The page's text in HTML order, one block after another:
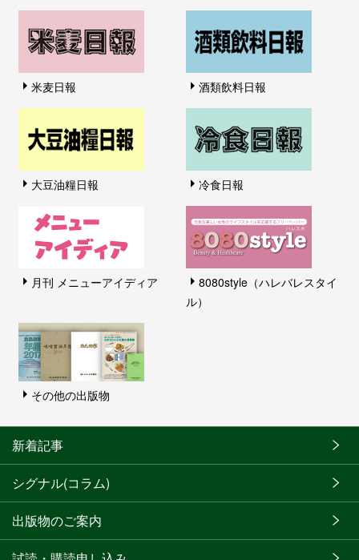
米麦日報 酒類飲料日報
大豆油糧日報 冷食日報
月刊 メニューアイディア
8080style（ハレバレスタイ
ル）
その他の出版物
新着記事
シグナル(コラム)
出版物のご案内